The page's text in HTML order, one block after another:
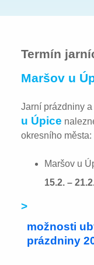
Termín
Maršov u
Jarní prázdniny
u Úpice
okresního města:
Maršov u
15.2. –
>
možnosti
prázdniny